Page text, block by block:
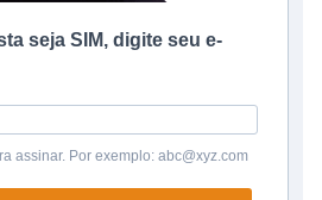
seja SIM, digite seu e-
assinar. Por exemplo: abc@xyz.com